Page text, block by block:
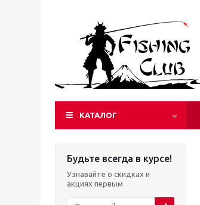
КАТАЛОГ
Будьте всегда в курсе!
Узнавайте о скидках и
акциях первым